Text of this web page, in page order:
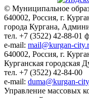
© Муниципальное
640002, Россия, г.
города Кургана,
тел. +7 (3522) 42-88-01
e-mail: mail@kurgan-
640002, Россия, г.
Курганская городская
тел. +7 (3522) 42-84-00
e-mail: duma@kurgan-
Управление массовых